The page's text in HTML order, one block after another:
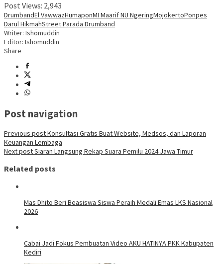
Post Views: 2,943
DrumbandEl VawwazHumaponMI Maarif NU NgeringMojokertoPonpes
Darul HikmahStreet Parada Drumband
Writer: Ishomuddin
Editor: Ishomuddin
Share
Post navigation
Previous postKonsultasi Gratis Buat Website, Medsos, dan Laporan
Keuangan Lembaga
Next postSiaran Langsung Rekap Suara Pemilu 2024 Jawa Timur
Related posts
Mas Dhito Beri Beasiswa Siswa Peraih Medali Emas LKS Nasional
2026
Cabai Jadi Fokus Pembuatan Video AKU HATINYA PKK Kabupaten
Kediri